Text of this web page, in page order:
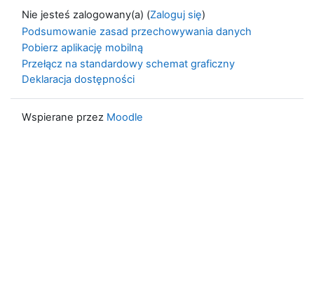
Nie jesteś zalogowany(a) (Zaloguj się)
Podsumowanie zasad przechowywania danych
Pobierz aplikację mobilną
Przełącz na standardowy schemat graficzny
Deklaracja dostępności
Wspierane przez Moodle